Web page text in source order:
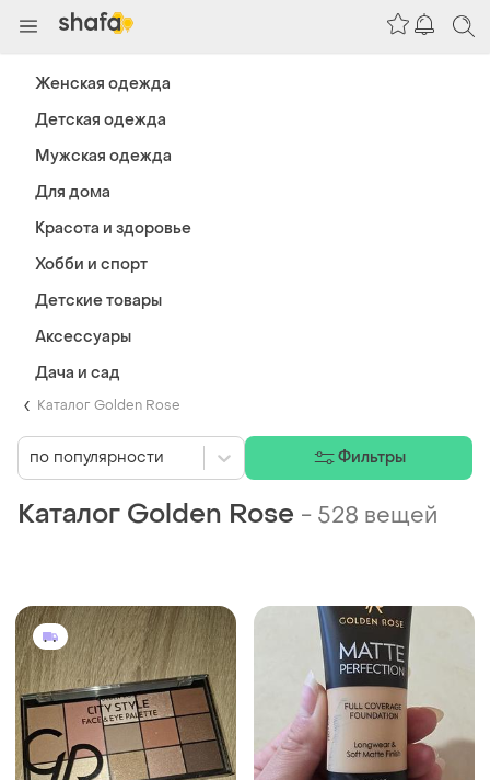
Каталог Golden Rose
Каталог Golden Rose - 528 вещей
по популярности Фильтры
Женская одежда
Детская одежда
Мужская одежда
Для дома
Красота и здоровье
Хобби и спорт
Детские товары
Аксессуары
Дача и сад